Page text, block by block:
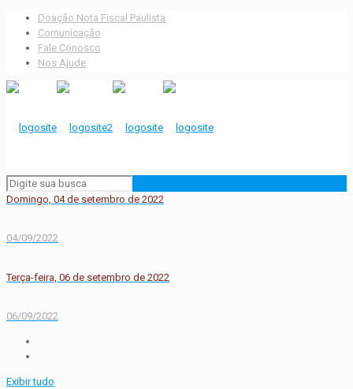
Doação Nota Fiscal Paulista
Comunicação
Fale Conosco
Nos Ajude
Domingo, 04 de setembro de 2022
04/09/2022
Terça-feira, 06 de setembro de 2022
06/09/2022
Exibir tudo